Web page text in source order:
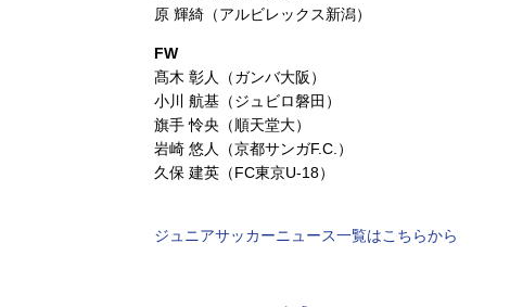
原 輝綺（アルビレックス新潟）
FW
髙木 彰人（ガンバ大阪）
小川 航基（ジュビロ磐田）
旗手 怜央（順天堂大）
岩崎 悠人（京都サンガF.C.）
久保 建英（FC東京U-18）
ジュニアサッカーニュース一覧はこちらから